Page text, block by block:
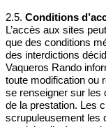
Un bon
pour une
considérée
Les bons
validité
2.5. Conditions
L’accès aux sites
que des conditions
des interdictions
Vaqueros Rando
toute modification ou
se renseigner sur les
de la prestation. Les
scrupuleusement les